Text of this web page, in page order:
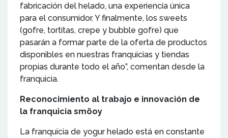
fabricación del helado, una experiencia única
para el consumidor. Y finalmente, los sweets
(gofre, tortitas, crepe y bubble gofre) que
pasarán a formar parte de la oferta de productos
disponibles en nuestras franquicias y tiendas
propias durante todo el año”, comentan desde la
franquicia.
Reconocimiento al trabajo e innovación de
la franquicia smöoy
La franquicia de yogur helado está en constante